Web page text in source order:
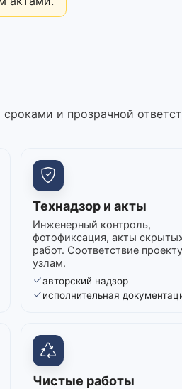
и прозрачной
Технадзор и акты
Инженерный контроль,
фотофиксация, акты
работ. Соответствие
узлам.
авторский надзор
исполнительная
Чистые работы